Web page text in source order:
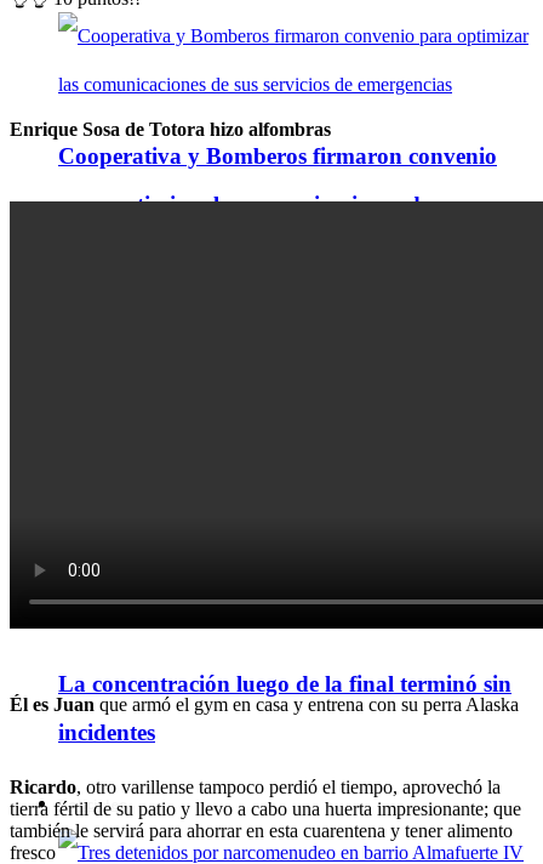
Cooperativa y Bomberos firmaron convenio
para optimizar las comunicaciones de sus
La concentración luego de la final terminó sin
incidentes
Policiales
Enrique Sosa de Totora hizo alfombras
Él es Juan que armó el gym en casa y entrena con su perra Alaska
Ricardo, otro varillense tampoco perdió el tiempo, aprovechó la
tierra fértil de su patio y llevo a cabo una huerta impresionante; que
también le servirá para ahorrar en esta cuarentena y tener alimento
fresco